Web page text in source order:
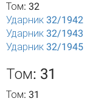
Том: 32
Ударник 32/1942
Ударник 32/1943
Ударник 32/1945
Том: 31
Том: 31